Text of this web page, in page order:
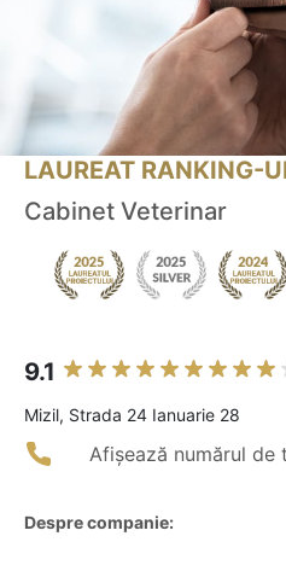
LAUREAT RANKING-
Cabinet Veterinar
9.1
Mizil, Strada 24 Ianuarie 28
Afișează numărul de
Despre companie: